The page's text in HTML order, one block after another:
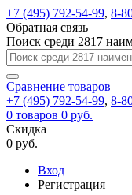
+7 (495) 792-54-99, 8-
Обратная связь
Поиск среди 2817
Сравнение товаров
+7 (495) 792-54-99, 8-
0 товаров 0 руб.
Скидка
0 руб.
Вход
Регистрация